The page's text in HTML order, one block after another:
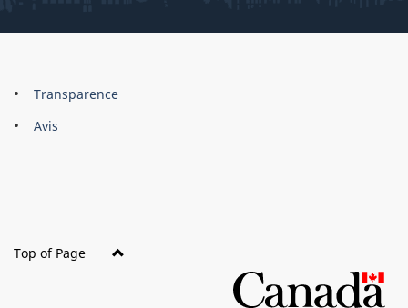
About
this
Brand
Transparence
Avis
Top of Page